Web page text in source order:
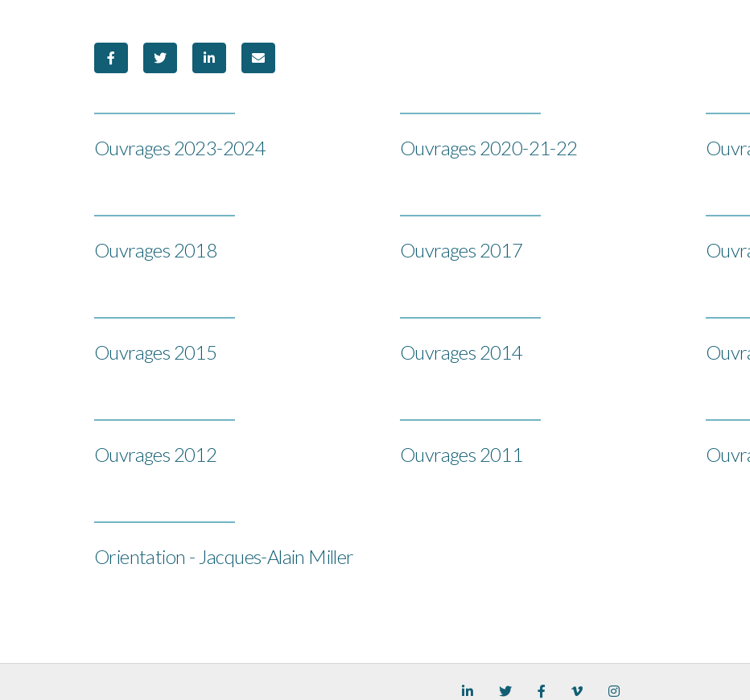
Ouvrages 2023-2024 Ouvrages 2020-21-22
Ouvrages 2018 Ouvrages 2017
Ouvrages 2015 Ouvrages 2014
Ouvrages 2012 Ouvrages 2011
Orientation - Jacques-Alain Miller